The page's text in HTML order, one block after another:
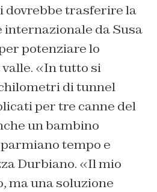
dovrebbe trasferire la
da Susa
potenziare lo
valle. «In tutto si
di tunnel
per tre canne del
un bambino
tempo e
Durbiano. «Il mio
ma una soluzione